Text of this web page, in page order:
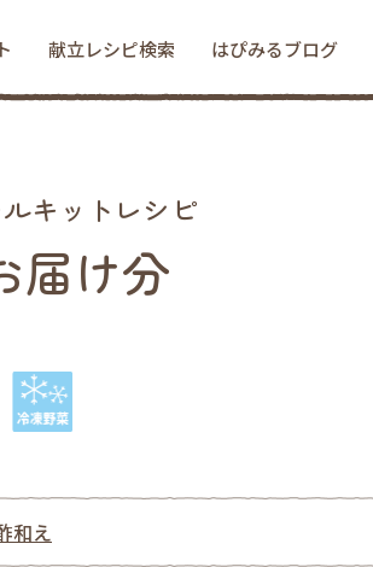
献立レシピ検索 はぴみるブログ
キットレシピ
届け分
和え